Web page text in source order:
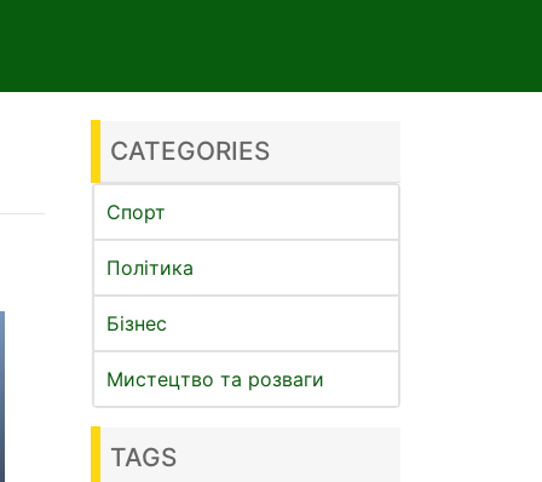
CATEGORIES
Спорт
Політика
Бізнес
Мистецтво та розваги
TAGS